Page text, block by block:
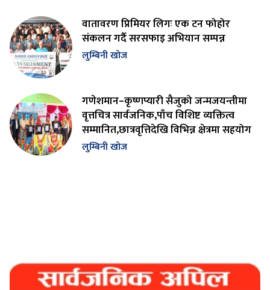
वातावरण प्रिमियर लिगः एक टन फोहोर
संकलन गर्दै सरसफाइ अभियान सम्पन्न
लुम्बिनी खोज
गणेशमान–कृष्णप्यारी सैजुको जन्मजयन्तीमा
वृत्तचित्र सार्वजनिक,पाँच विशिष्ट व्यक्तित्व
सम्मानित,छात्रवृत्तिदेखि विभिन्न क्षेत्रमा सहयोग
लुम्बिनी खोज